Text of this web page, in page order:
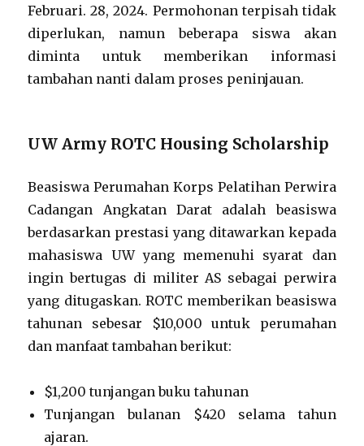
Februari. 28, 2024. Permohonan terpisah tidak
diperlukan, namun beberapa siswa akan
diminta untuk memberikan informasi
tambahan nanti dalam proses peninjauan.
UW Army ROTC Housing Scholarship
Beasiswa Perumahan Korps Pelatihan Perwira
Cadangan Angkatan Darat adalah beasiswa
berdasarkan prestasi yang ditawarkan kepada
mahasiswa UW yang memenuhi syarat dan
ingin bertugas di militer AS sebagai perwira
yang ditugaskan. ROTC memberikan beasiswa
tahunan sebesar $10,000 untuk perumahan
dan manfaat tambahan berikut:
$1,200 tunjangan buku tahunan
Tunjangan bulanan $420 selama tahun
ajaran.